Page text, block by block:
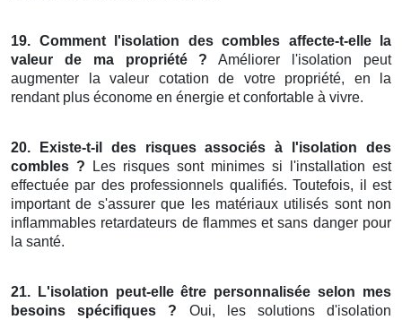
19. Comment l'isolation des combles affecte-t-elle la
valeur de ma propriété ? Améliorer l'isolation peut
augmenter la valeur cotation de votre propriété, en la
rendant plus économe en énergie et confortable à vivre.
20. Existe-t-il des risques associés à l'isolation des
combles ? Les risques sont minimes si l'installation est
effectuée par des professionnels qualifiés. Toutefois, il est
important de s'assurer que les matériaux utilisés sont non
inflammables retardateurs de flammes et sans danger pour
la santé.
21. L'isolation peut-elle être personnalisée selon mes
besoins spécifiques ? Oui, les solutions d'isolation